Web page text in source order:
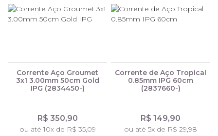
Corrente Aço Groumet
3x1 3.00mm 50cm Gold
IPG (2834450-)
R$ 350,90
ou até 10x de R$ 35,09
Corrente de Aço Tropical
0.85mm IPG 60cm
(2837660-)
R$ 149,90
ou até 5x de R$ 29,98